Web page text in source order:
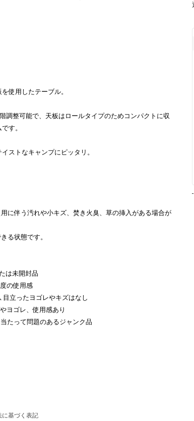
使用したテーブル。
調整可能で、天板はロールタイプのためコンパクトに収
す。
ストなキャンプにピッタリ。
に伴う汚れや小キズ、焚き火臭、草の挿入がある場合が
る状態です。
は未開封品
の使用感
目立ったヨゴレやキズはなし
ヨゴレ、使用感あり
たって問題のあるジャンク品
に基づく表記